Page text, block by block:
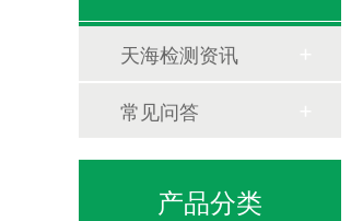
天海检测资讯
常见问答
产品分类